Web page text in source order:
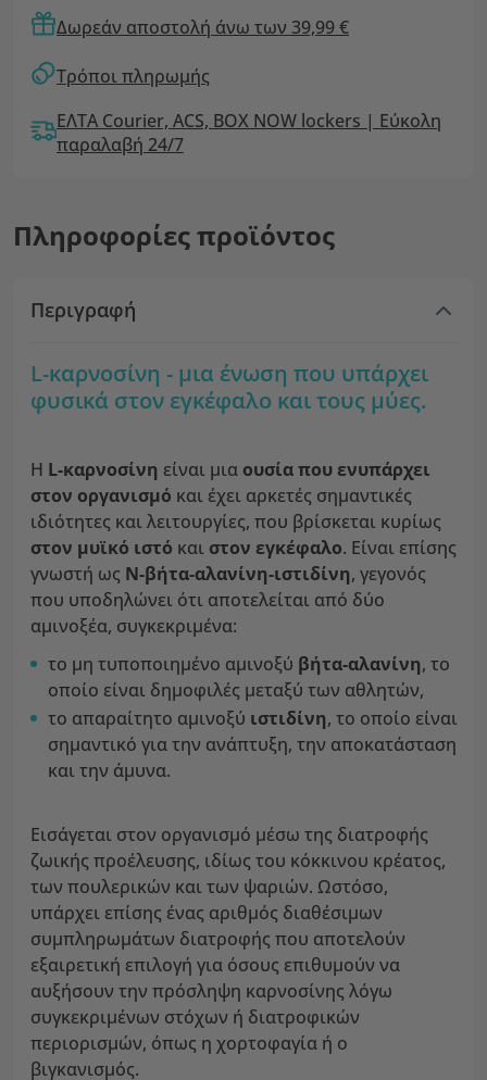
Δωρεάν αποστολή άνω των 39,99 €
Τρόποι πληρωμής
ΕΛΤΑ Courier, ACS, BOX NOW lockers | Εύκολη
παραλαβή 24/7
Πληροφορίες προϊόντος
Περιγραφή
L-καρνοσίνη - μια ένωση που υπάρχει
φυσικά στον εγκέφαλο και τους μύες.
Η L-καρνοσίνη είναι μια ουσία που ενυπάρχει
στον οργανισμό και έχει αρκετές σημαντικές
ιδιότητες και λειτουργίες, που βρίσκεται κυρίως
στον μυϊκό ιστό και στον εγκέφαλο. Είναι επίσης
γνωστή ως Ν-βήτα-αλανίνη-ιστιδίνη, γεγονός
που υποδηλώνει ότι αποτελείται από δύο
αμινοξέα, συγκεκριμένα:
το μη τυποποιημένο αμινοξύ βήτα-αλανίνη, το
οποίο είναι δημοφιλές μεταξύ των αθλητών,
το απαραίτητο αμινοξύ ιστιδίνη, το οποίο είναι
σημαντικό για την ανάπτυξη, την αποκατάσταση
και την άμυνα.
Εισάγεται στον οργανισμό μέσω της διατροφής
ζωικής προέλευσης, ιδίως του κόκκινου κρέατος,
των πουλερικών και των ψαριών. Ωστόσο,
υπάρχει επίσης ένας αριθμός διαθέσιμων
συμπληρωμάτων διατροφής που αποτελούν
εξαιρετική επιλογή για όσους επιθυμούν να
αυξήσουν την πρόσληψη καρνοσίνης λόγω
συγκεκριμένων στόχων ή διατροφικών
περιορισμών, όπως η χορτοφαγία ή ο
βιγκανισμός.